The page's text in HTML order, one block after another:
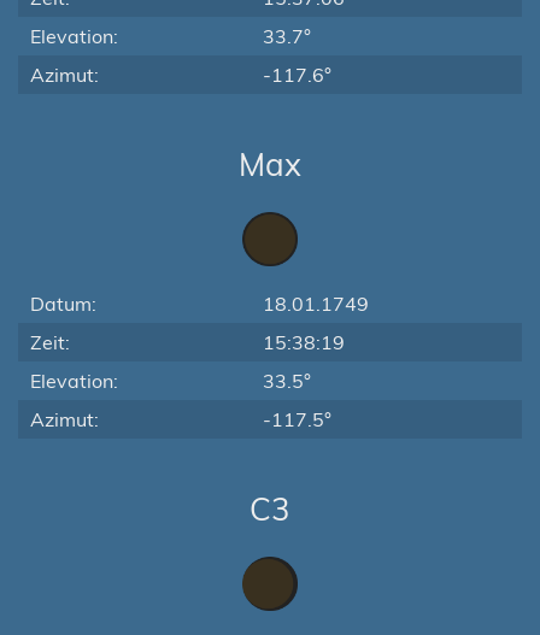
Elevation:
33.7°
Azimut:
-117.6°
Max
Datum:
18.01.1749
Zeit:
15:38:19
Elevation:
33.5°
Azimut:
-117.5°
C3